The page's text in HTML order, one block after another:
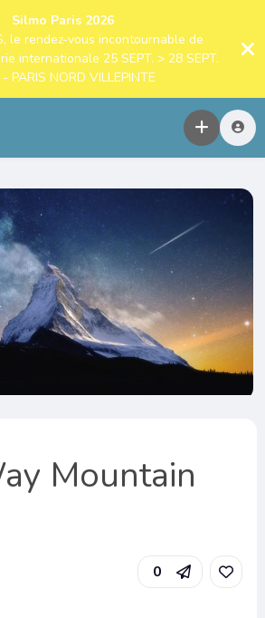
Silmo Paris 2026
le rendez-vous incontournable de
internationale 25 SEPT. > 28 SEPT.
PARIS NORD VILLEPINTE
Mountain
0